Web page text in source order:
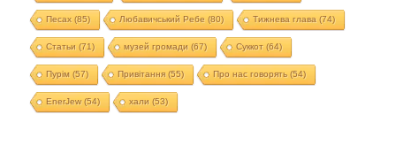
Песах(85) Любавичський Ребе (80) Тижнева глава (74)
Статьи (71) музей громади (67) Суккот (64)
Пурім (57) Привітання(55) Про нас говорять (54)
EnerJew(54) хали (53)